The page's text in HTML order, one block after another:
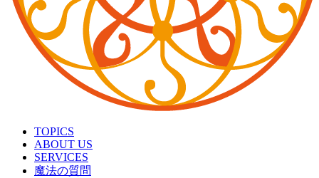
TOPICS
ABOUT US
SERVICES
魔法の質問